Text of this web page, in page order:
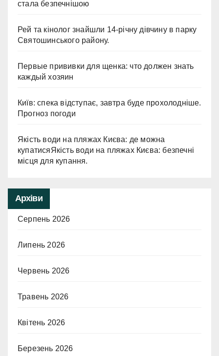
стала безпечнішою
Рей та кінолог знайшли 14-річну дівчину в парку
Святошинського району.
Первые прививки для щенка: что должен знать
каждый хозяин
Київ: спека відступає, завтра буде прохолодніше.
Прогноз погоди
Якість води на пляжах Києва: де можна
купатисяЯкість води на пляжах Києва: безпечні
місця для купання.
Архіви
Серпень 2026
Липень 2026
Червень 2026
Травень 2026
Квітень 2026
Березень 2026